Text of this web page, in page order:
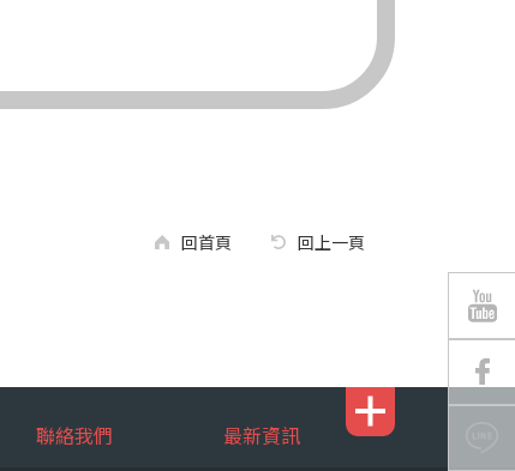
嵂公司將有可能延後、提供未完整或
回首頁 回上一頁
聯絡我們 最新資訊